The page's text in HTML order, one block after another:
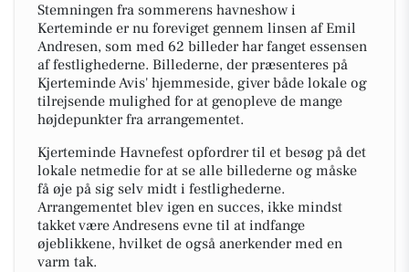
Stemningen fra sommerens havneshow i
Kerteminde er nu foreviget gennem linsen af Emil
Andresen, som med 62 billeder har fanget essensen
af festlighederne. Billederne, der præsenteres på
Kjerteminde Avis' hjemmeside, giver både lokale og
tilrejsende mulighed for at genopleve de mange
højdepunkter fra arrangementet.
Kjerteminde Havnefest opfordrer til et besøg på det
lokale netmedie for at se alle billederne og måske
få øje på sig selv midt i festlighederne.
Arrangementet blev igen en succes, ikke mindst
takket være Andresens evne til at indfange
øjeblikkene, hvilket de også anerkender med en
varm tak.